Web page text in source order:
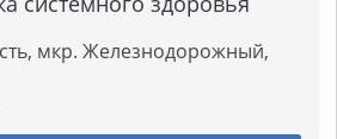
мкр. Железнодорожный,